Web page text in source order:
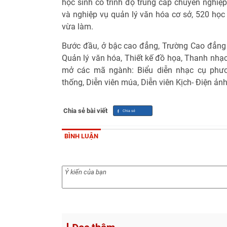
học sinh có trình độ trung cấp chuyên
và nghiệp vụ quản lý văn hóa cơ sở, 520
vừa làm.
Bước đầu, ở bậc cao đẳng, Trường Cao
Quản lý văn hóa, Thiết kế đồ họa, Thanh
mở các mã ngành: Biểu diễn nhạc cụ
thống, Diễn viên múa, Diễn viên Kịch- Điện
Chia sẻ bài viết
BÌNH LUẬN